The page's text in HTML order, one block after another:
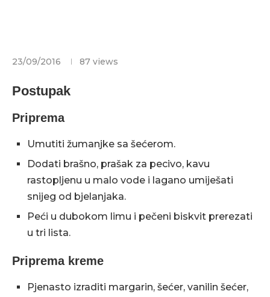
23/09/2016 87 views
Postupak
Priprema
Umutiti žumanjke sa šećerom.
Dodati brašno, prašak za pecivo, kavu
rastopljenu u malo vode i lagano umiješati
snijeg od bjelanjaka.
Peći u dubokom limu i pečeni biskvit prerezati
u tri lista.
Priprema kreme
Pjenasto izraditi margarin, šećer, vanilin šećer,